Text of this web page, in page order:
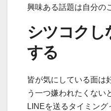
興味ある話題は自分の
シツコクし
する
皆が気にしている面は
う一つ嫌われたくない
LINEを送るタイミン